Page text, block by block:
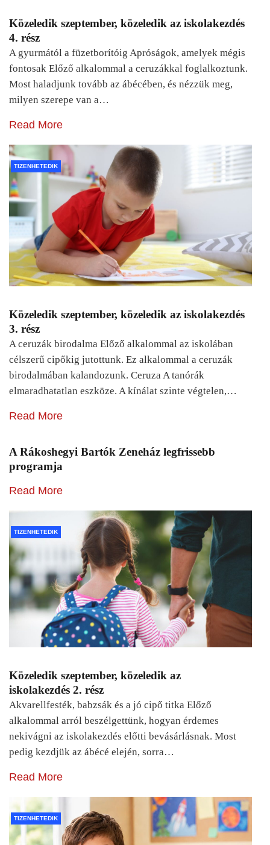
Közeledik szeptember, közeledik az iskolakezdés
4. rész
A gyurmától a füzetborítóig Apróságok, amelyek mégis
fontosak Előző alkalommal a ceruzákkal foglalkoztunk.
Most haladjunk tovább az ábécében, és nézzük meg,
milyen szerepe van a…
Read More
TIZENHETEDIK
Közeledik szeptember, közeledik az iskolakezdés
3. rész
A ceruzák birodalma Előző alkalommal az iskolában
célszerű cipőkig jutottunk. Ez alkalommal a ceruzák
birodalmában kalandozunk. Ceruza A tanórák
elmaradhatatlan eszköze. A kínálat szinte végtelen,…
Read More
A Rákoshegyi Bartók Zeneház legfrissebb
programja
Read More
TIZENHETEDIK
Közeledik szeptember, közeledik az
iskolakezdés 2. rész
Akvarellfesték, babzsák és a jó cipő titka Előző
alkalommal arról beszélgettünk, hogyan érdemes
nekivágni az iskolakezdés előtti bevásárlásnak. Most
pedig kezdjük az ábécé elején, sorra…
Read More
TIZENHETEDIK